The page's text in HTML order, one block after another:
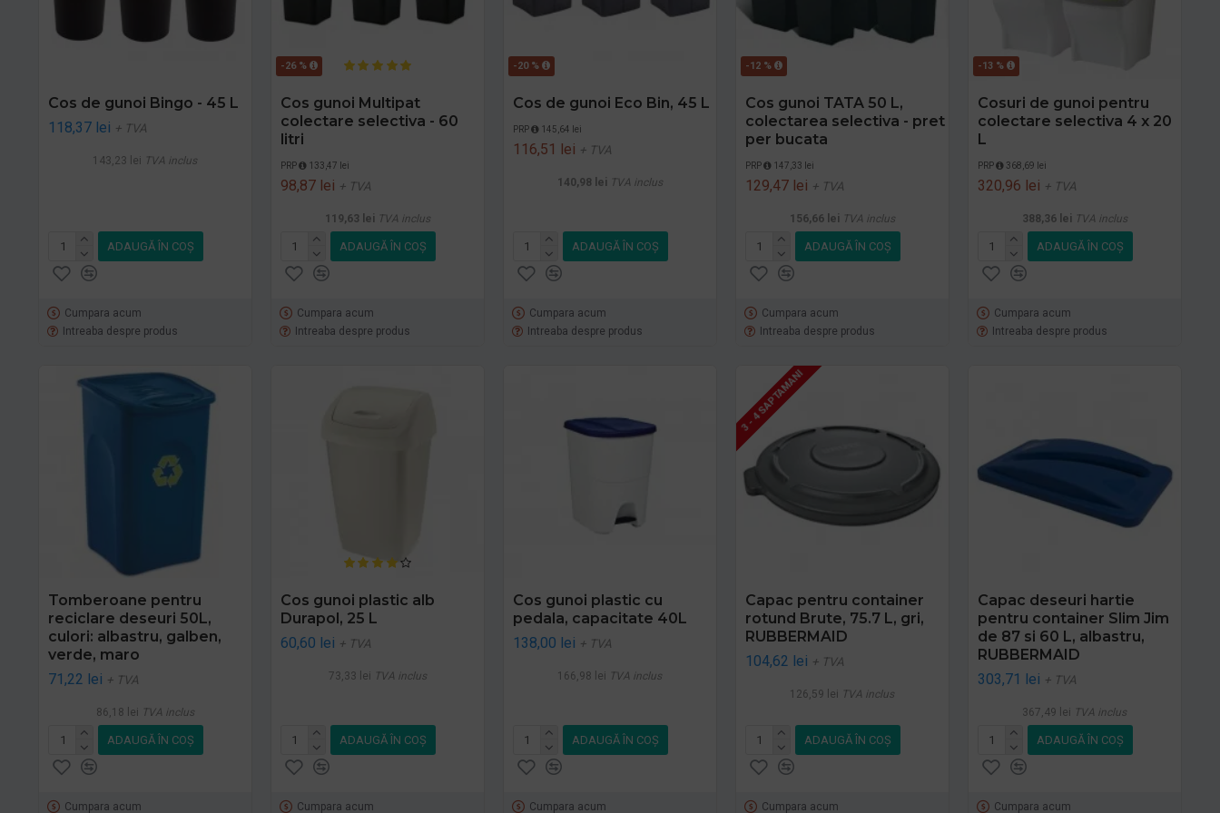
Cos de gunoi Bingo - 45 L
118,37 lei + TVA
143,23 lei TVA inclus
ADAUGĂ ÎN COŞ
Cumpara acum
Intreaba despre produs
-26 %
Cos gunoi Multipat
colectare selectiva - 60
litri
PRP 133,47 lei
98,87 lei + TVA
119,63 lei TVA inclus
ADAUGĂ ÎN COŞ
Cumpara acum
Intreaba despre produs
-20 %
Cos de gunoi Eco Bin, 45 L
PRP 145,64 lei
116,51 lei + TVA
140,98 lei TVA inclus
ADAUGĂ ÎN COŞ
Cumpara acum
Intreaba despre produs
-12 %
Cos gunoi TATA 50 L,
colectarea selectiva - pret
per bucata
PRP 147,33 lei
129,47 lei + TVA
156,66 lei TVA inclus
ADAUGĂ ÎN COŞ
Cumpara acum
Intreaba despre produs
-13 %
Cosuri de gunoi pentru
colectare selectiva 4 x 20
L
PRP 368,69 lei
320,96 lei + TVA
388,36 lei TVA inclus
ADAUGĂ ÎN COŞ
Cumpara acum
Intreaba despre produs
Tomberoane pentru
reciclare deseuri 50L,
culori: albastru, galben,
verde, maro
71,22 lei + TVA
86,18 lei TVA inclus
ADAUGĂ ÎN COŞ
Cumpara acum
Cos gunoi plastic alb
Durapol, 25 L
60,60 lei + TVA
73,33 lei TVA inclus
ADAUGĂ ÎN COŞ
Cumpara acum
Cos gunoi plastic cu
pedala, capacitate 40L
138,00 lei + TVA
166,98 lei TVA inclus
ADAUGĂ ÎN COŞ
Cumpara acum
3 - 4 SAPTAMANI
Capac pentru container
rotund Brute, 75.7 L, gri,
RUBBERMAID
104,62 lei + TVA
126,59 lei TVA inclus
ADAUGĂ ÎN COŞ
Cumpara acum
Capac deseuri hartie
pentru container Slim Jim
de 87 si 60 L, albastru,
RUBBERMAID
303,71 lei + TVA
367,49 lei TVA inclus
ADAUGĂ ÎN COŞ
Cumpara acum